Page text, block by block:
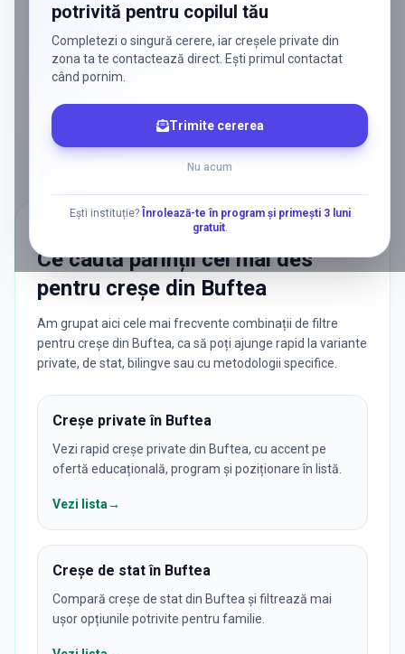
potrivită pentru copilul tău
Completezi o singură cerere, iar creșele private din
zona ta te contactează direct. Ești primul contactat
când pornim.
Trimite cererea
Nu acum
Ești instituție?
Înrolează-te în program și primești 3 luni
gratuit.
reclamă generală, fără risipă.
Discută despre o colaborare
Ce caută părinții cel mai des
pentru creșe din Buftea
Am grupat aici cele mai frecvente combinații de filtre
pentru creșe din Buftea, ca să poți ajunge rapid la variante
private, de stat, bilingve sau cu metodologii specifice.
Creșe private în Buftea
Vezi rapid creșe private din Buftea, cu accent pe
ofertă educațională, program și poziționare în listă.
Vezi lista→
Creșe de stat în Buftea
Compară creșe de stat din Buftea și filtrează mai
ușor opțiunile potrivite pentru familie.